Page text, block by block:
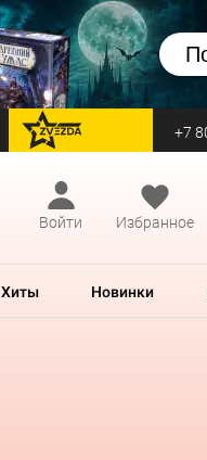
перейти на Zvezda +7
Войти
Избранное
Хиты Новинки